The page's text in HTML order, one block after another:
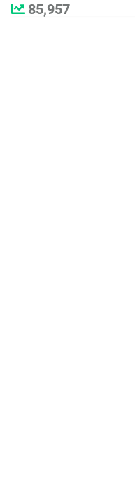
85,957